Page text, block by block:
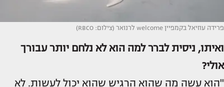
פרידה עוזיאל בקמפיין welcome לרנואר (צילום: RBCO)
ואיתו, ניסית לברר למה הוא לא נלחם יותר עבורך
אולי?
"הוא עשה מה שהוא הרגיש שהוא יכול לעשות. לא